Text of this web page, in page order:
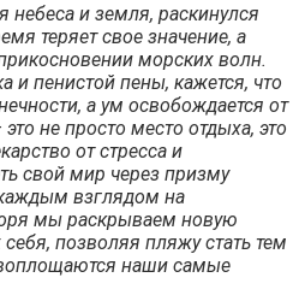
небеса и земля, раскинулся
теряет свое значение, а
морских волн.
и пенистой пены, кажется, что
а ум освобождается от
не просто место отдыха, это
от стресса и
свой мир через призму
взглядом на
мы раскрываем новую
позволяя пляжу стать тем
наши самые